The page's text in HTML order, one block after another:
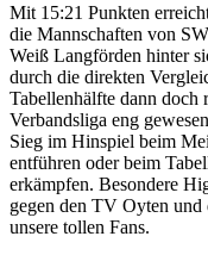
Mit 15:21 Punkten
die Mannschaften von
Weiß Langförden hinter
durch die direkten
Tabellenhälfte dann doch
Verbandsliga eng
Sieg im Hinspiel beim
entführen oder beim
erkämpfen. Besondere
gegen den TV Oyten und
unsere tollen Fans.